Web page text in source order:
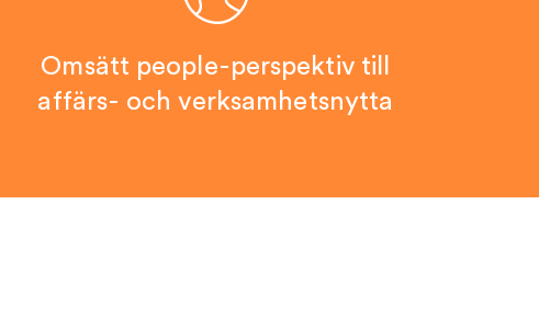
Omsätt people-perspektiv till
affärs- och verksamhetsnytta